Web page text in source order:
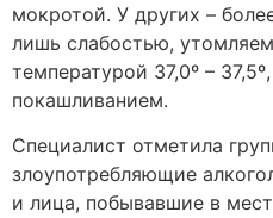
мокротой. У других –
лишь слабостью,
температурой 37,0º –
покашливанием.
Специалист отметила
злоупотребляющие
и лица, побывавшие в